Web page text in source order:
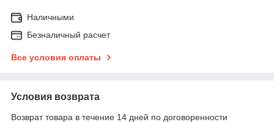
Наличными
Безналичный расчет
Все условия оплаты
Условия возврата
Возврат товара в течение 14 дней по договоренности